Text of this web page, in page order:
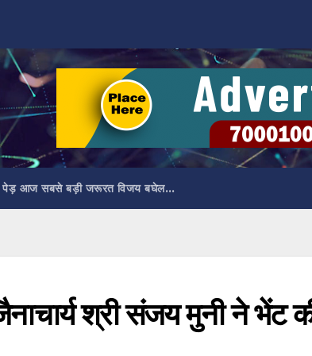
आज सबसे बड़ी जरूरत विजय बघेल…
श्री संजय मुनी ने भेंट